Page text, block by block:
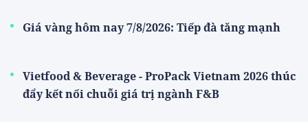
Giá vàng hôm nay 7/8/2026: Tiếp đà tăng mạnh
Vietfood & Beverage - ProPack Vietnam 2026 thúc
đẩy kết nối chuỗi giá trị ngành F&B